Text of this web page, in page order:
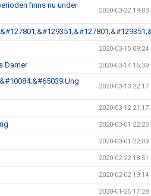
finns nu under
2020-03-22 19:03
2020-03-15 09:24
Damer 2020-03-14 16:39
2020-03-13 22:17
2020-03-12 21:17
2020-03-01 22:23
2020-03-01 22:09
2020-02-22 18:51
2020-02-02 19:14
2020-01-25 17:28